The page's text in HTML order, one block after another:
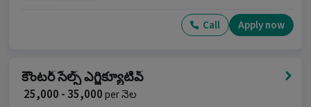
Call Apply now
కౌంటర్ సేల్స్ ఎగ్జిక్యూటివ్
₹ 25,000 - 35,000per నెల